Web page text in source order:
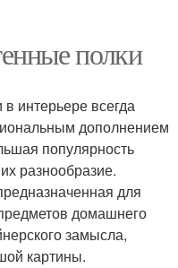
полки
интерьере всегда
дополнением
популярность
разнообразие.
для
домашнего
замысла,
картины.